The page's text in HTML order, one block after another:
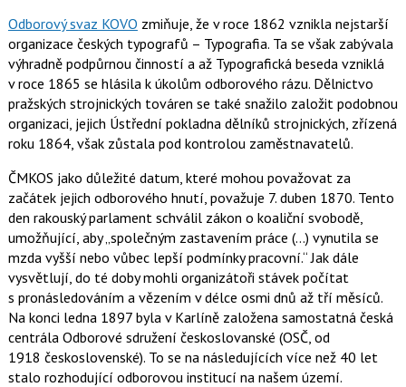
Odborový svaz KOVO zmiňuje, že v roce 1862 vznikla nejstarší
organizace českých typografů – Typografia. Ta se však zabývala
výhradně podpůrnou činností a až Typografická beseda vzniklá
v roce 1865 se hlásila k úkolům odborového rázu. Dělnictvo
pražských strojnických továren se také snažilo založit podobnou
organizaci, jejich Ústřední pokladna dělníků strojnických, zřízená
roku 1864, však zůstala pod kontrolou zaměstnavatelů.
ČMKOS jako důležité datum, které mohou považovat za
začátek jejich odborového hnutí, považuje 7. duben 1870. Tento
den rakouský parlament schválil zákon o koaliční svobodě,
umožňující, aby „společným zastavením práce (…) vynutila se
mzda vyšší nebo vůbec lepší podmínky pracovní.“ Jak dále
vysvětlují, do té doby mohli organizátoři stávek počítat
s pronásledováním a vězením v délce osmi dnů až tří měsíců.
Na konci ledna 1897 byla v Karlíně založena samostatná česká
centrála Odborové sdružení českoslovanské (OSČ, od
1918 československé). To se na následujících více než 40 let
stalo rozhodující odborovou institucí na našem území.